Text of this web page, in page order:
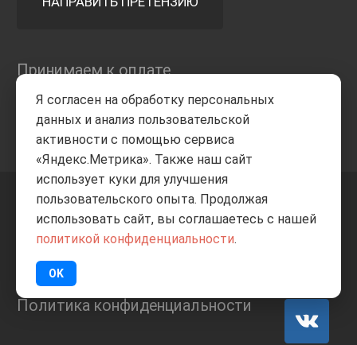
Принимаем к оплате
+7 8332205-805 ВВЕРХ
ИП Баранов А.С. 2026
Политика конфиденциальности
Я согласен на обработку персональных
данных и анализ пользовательской
активности с помощью сервиса
«Яндекс.Метрика». Также наш сайт
использует куки для улучшения
пользовательского опыта. Продолжая
использовать сайт, вы соглашаетесь с нашей
политикой конфиденциальности.
OK